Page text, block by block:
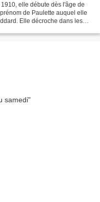
elle débute dès l'âge de
de Paulette auquel elle
Elle décroche dans les